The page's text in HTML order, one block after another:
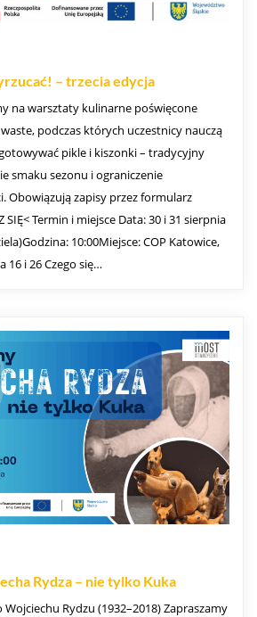
– trzecia edycja
na warsztaty kulinarne poświęcone
podczas których uczestnicy nauczą
pikle i kiszonki – tradycyjny
smaku sezonu i ograniczenie
Obowiązują zapisy przez formularz
SIĘ< Termin i miejsce Data: 30 i 31 sierpnia
10:00Miejsce: COP Katowice,
16 i 26 Czego się…
Rydza – nie tylko Kuka
Rydzu (1932–2018) Zapraszamy